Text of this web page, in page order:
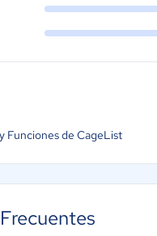
Funciones de CageList
análisis